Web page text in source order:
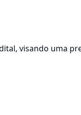
visando uma